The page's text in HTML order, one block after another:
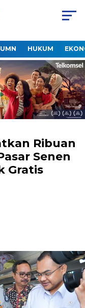
HUKUM
Ribuan
Senen
Gratis